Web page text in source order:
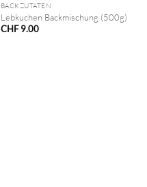
BACKZUTATEN
Lebkuchen Backmischung (500g)
CHF9.00